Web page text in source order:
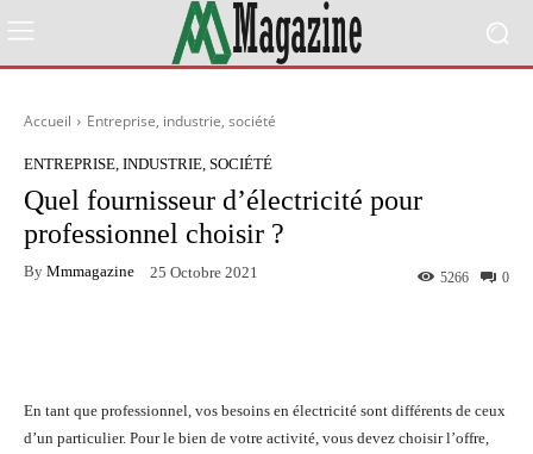
Accueil Entreprise, industrie, société
ENTREPRISE, INDUSTRIE, SOCIÉTÉ
Quel fournisseur d’électricité pour
professionnel choisir ?
By Mmmagazine 25 Octobre 2021 0
5266
En tant que professionnel, vos besoins en électricité sont différents de ceux
d’un particulier. Pour le bien de votre activité, vous devez choisir l’offre,